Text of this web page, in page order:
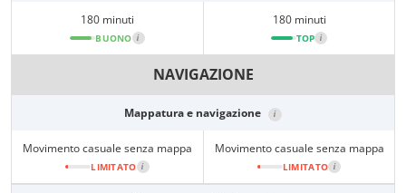
180 minuti
BUONO i
180 minuti
TOP i
NAVIGAZIONE
Mappatura e navigazione i
Movimento casuale senza mappa
LIMITATO i
Movimento casuale senza mappa
LIMITATO i